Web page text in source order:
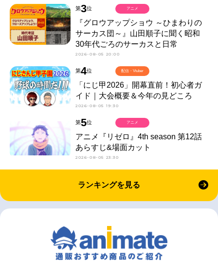
第3位
『グロウアップショウ ～ひまわりの
サーカス団～』山田順子に聞く昭和
30年代ごろのサーカスと日常
2026-08-05 20:00
アニメ
第4位
「にじ甲2026」開幕直前！初心者ガ
イド｜大会概要＆今年の見どころ
2026-08-05 19:30
配信・Vtuber
第5位
アニメ『リゼロ』4th season 第12話
あらすじ&場面カット
2026-08-05 23:30
アニメ
ランキングを見る